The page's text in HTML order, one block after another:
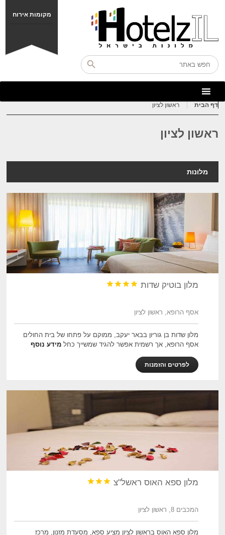
מקומות אירוח
דף הבית ראשון לציון
ראשון לציון
מלונות
מלון בוטיק שדות 



אסף הרופא, ראשון לציון
מלון שדות בן גוריון בבאר יעקב, ממוקם על פתחו של בית החולים
אסף הרופא, אך רשמית אפשר להגיד שמשייך כחלמידע נוסף
לפרטים והזמנות
מלון ספא האוס ראשל"צ 


המכבים 8, ראשון לציון
מלון ספא האוס בראשון לציון מציע ספא, מסעדת מזנון, מרכז